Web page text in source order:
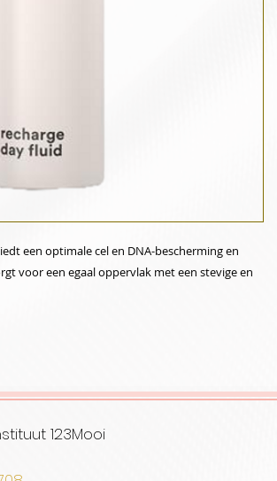
een optimale cel en DNA-bescherming en
voor een egaal oppervlak met een stevige en
123Mooi